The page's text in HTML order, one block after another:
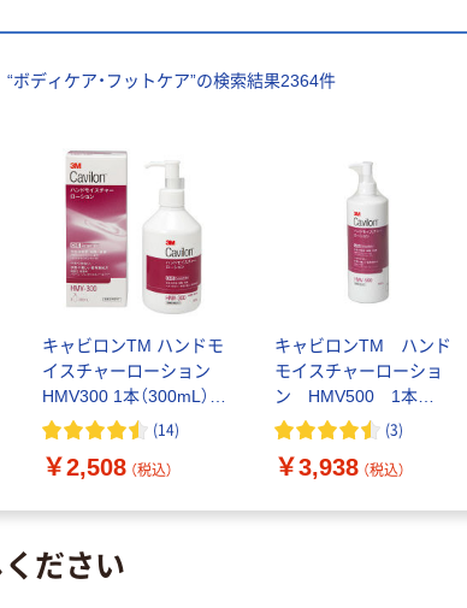
“ボディケア・フットケア”の検索結果2364件
キャビロンTM ハンドモ
イスチャーローション
HMV300 1本（300mL）
スリーエム
(14)
￥2,508 （税込）
キャビロンTM ハンド
モイスチャーローショ
ン HMV500 1本
（500mL） スリーエム
(3)
￥3,938 （税込）
ださい